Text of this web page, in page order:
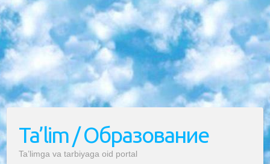
Ta’lim / Образование
Ta’limga va tarbiyaga oid portal